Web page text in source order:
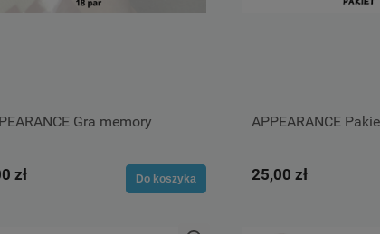
Gra memory
zł Do koszyka
APPEARANCE
25,00 zł